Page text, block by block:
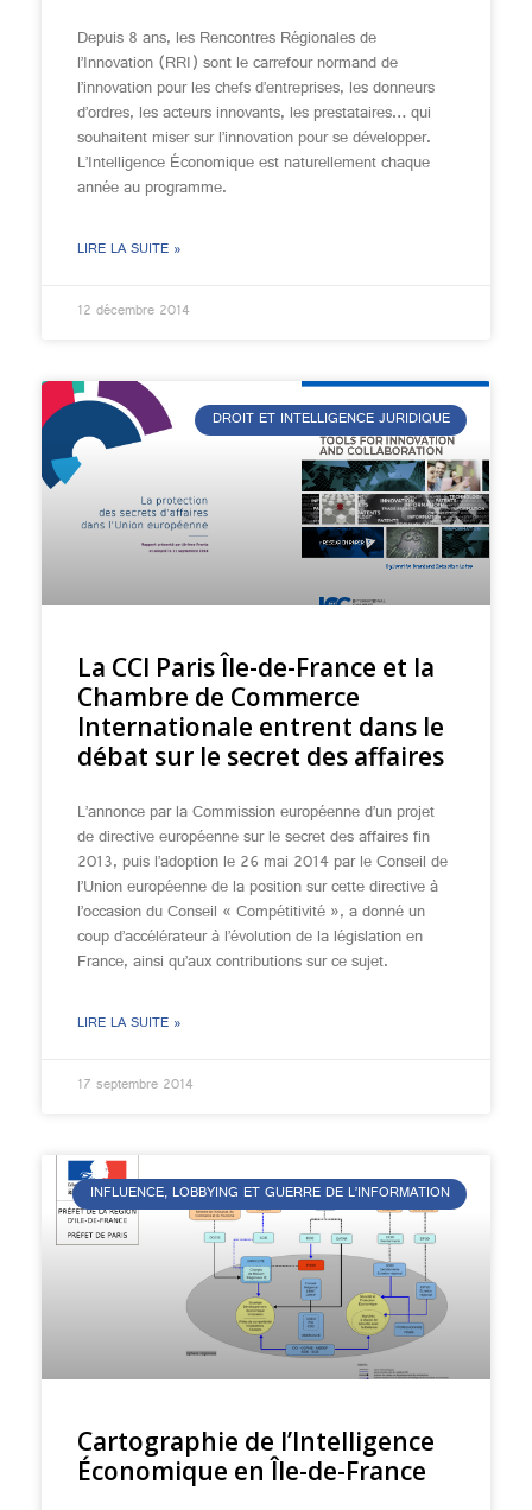
Depuis 8 ans, les Rencontres Régionales de
l’Innovation (RRI) sont le carrefour normand de
l’innovation pour les chefs d’entreprises, les donneurs
d’ordres, les acteurs innovants, les prestataires… qui
souhaitent miser sur l’innovation pour se développer.
L’Intelligence Économique est naturellement chaque
année au programme.
LIRE LA SUITE »
12 décembre 2014
DROIT ET INTELLIGENCE JURIDIQUE
La CCI Paris Île-de-France et la
Chambre de Commerce
Internationale entrent dans le
débat sur le secret des affaires
L’annonce par la Commission européenne d’un projet
de directive européenne sur le secret des affaires fin
2013, puis l’adoption le 26 mai 2014 par le Conseil de
l’Union européenne de la position sur cette directive à
l’occasion du Conseil « Compétitivité », a donné un
coup d’accélérateur à l’évolution de la législation en
France, ainsi qu’aux contributions sur ce sujet.
LIRE LA SUITE »
17 septembre 2014
INFLUENCE, LOBBYING ET GUERRE DE L’INFORMATION
Cartographie de l’Intelligence
Économique en Île-de-France